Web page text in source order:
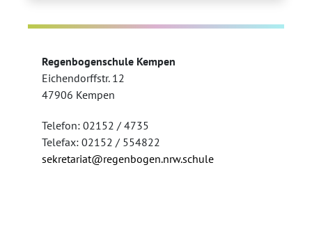
Regenbogenschule Kempen
Eichendorffstr. 12
47906 Kempen
Telefon: 02152 / 4735
Telefax: 02152 / 554822
sekretariat@regenbogen.nrw.schule